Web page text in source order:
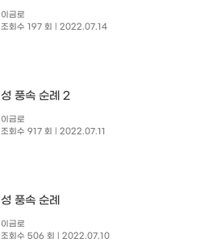
이금로
조회수 197 회
| 2022.07.14
성 풍속 순례 2
이금로
조회수 917 회
| 2022.07.11
성 풍속 순례
이금로
조회수 506 회
| 2022.07.10